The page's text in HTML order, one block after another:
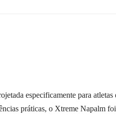
especificamente para
práticas, o Xtreme Napalm